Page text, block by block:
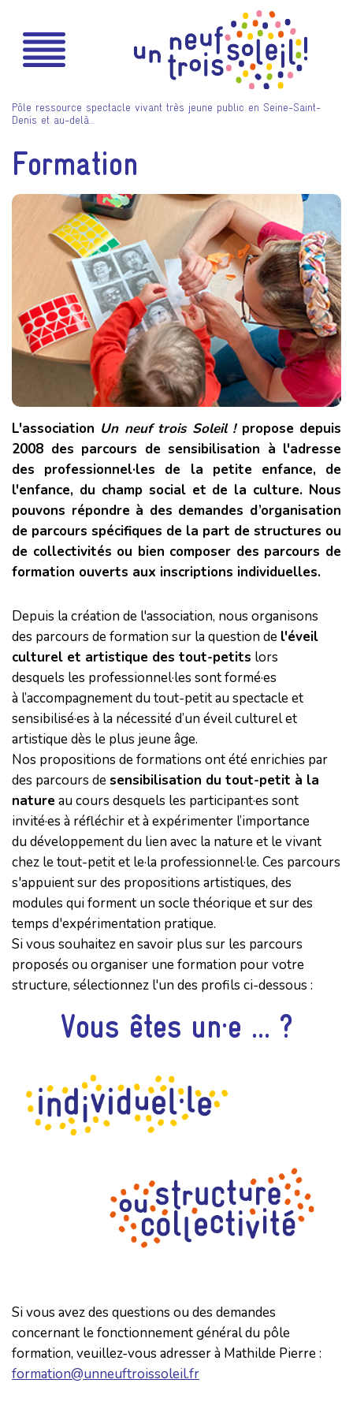
Pôle ressource spectacle vivant très jeune public en Seine-Saint-
Denis et au-delà…
Formation
L'association Un neuf trois Soleil !propose depuis
2008 des parcours de sensibilisation à l'adresse
des professionnel·les de la petite enfance, de
l'enfance, du champ social et de la culture. Nous
pouvons répondre à des demandes d’organisation
de parcours spécifiques de la part de structures ou
de collectivités ou bien composer des parcours de
formation ouverts aux inscriptions individuelles.
Depuis la création de l'association, nous organisons
des parcours de formation sur la question de l'éveil
culturel et artistique des tout-petits lors
desquels les professionnel·les sont formé·es
à l’accompagnement du tout-petit au spectacle et
sensibilisé·es à la nécessité d’un éveil culturel et
artistique dès le plus jeune âge.
Nos propositions de formations ont été enrichies par
des parcours desensibilisation du tout-petit à la
nature au cours desquels les participant·es sont
invité·es à réfléchir et à expérimenter l’importance
du développement du lien avec la nature et le vivant
chez le tout-petit et le·la professionnel·le. Ces parcours
s'appuient sur des propositions artistiques, des
modules qui forment un socle théorique et sur des
temps d'expérimentation pratique.
Si vous souhaitez en savoir plus sur les parcours
proposés ou organiser une formation pour votre
structure, sélectionnez l'un des profils ci-dessous :
Vous êtes un·e ... ?
Si vous avez des questions ou des demandes
concernant le fonctionnement général du pôle
formation, veuillez-vous adresser à Mathilde Pierre :
formation@unneuftroissoleil.fr